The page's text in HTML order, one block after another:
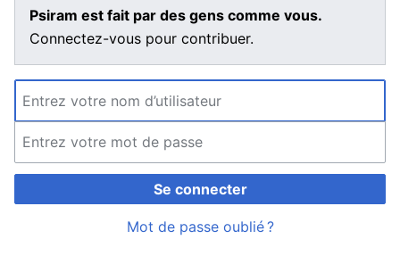
Psiram est fait par des gens comme vous.
Connectez-vous pour contribuer.
Se connecter
Mot de passe oublié ?